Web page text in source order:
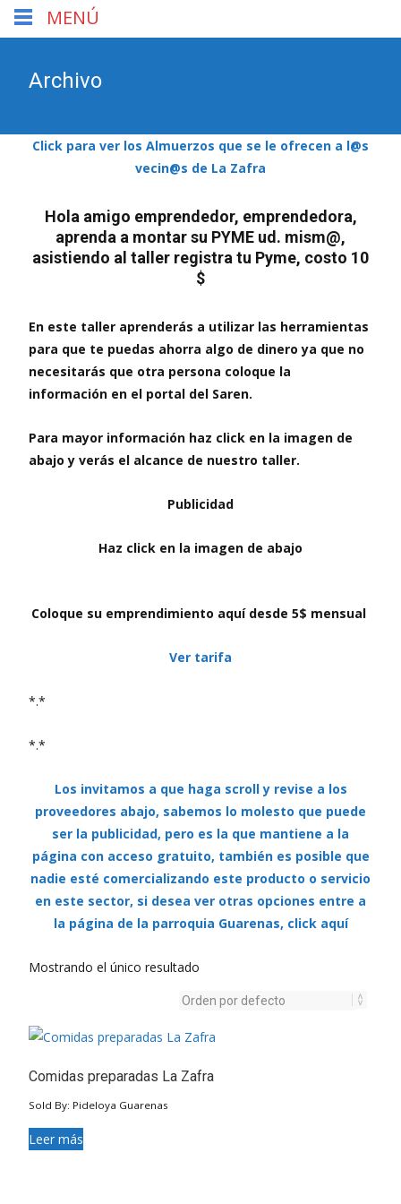
Archivo
Click para ver los Almuerzos que se le ofrecen a l@s
vecin@s de La Zafra
Hola amigo emprendedor, emprendedora,
aprenda a montar su PYME ud. mism@,
asistiendo al taller registra tu Pyme, costo 10
$
En este taller aprenderás a utilizar las herramientas
para que te puedas ahorra algo de dinero ya que no
necesitarás que otra persona coloque la
información en el portal del Saren.
Para mayor información haz click en la imagen de
abajo y verás el alcance de nuestro taller.
Publicidad
Haz click en la imagen de abajo
Coloque su emprendimiento aquí desde 5$ mensual
Ver tarifa
*.*
*.*
Los invitamos a que haga scroll y revise a los
proveedores abajo, sabemos lo molesto que puede
ser la publicidad, pero es la que mantiene a la
página con acceso gratuito, también es posible que
nadie esté comercializando este producto o servicio
en este sector, si desea ver otras opciones entre a
la página de la parroquia Guarenas, click aquí
Mostrando el único resultado
Comidas preparadas La Zafra
Sold By: Pideloya Guarenas
Leer más
MENÚ